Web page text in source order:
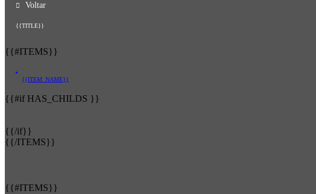
Voltar
{{TITLE}}
{{#ITEMS}}
{{ITEM_NAME}}
{{#if HAS_CHILDS }}
{{/if}}
{{/ITEMS}}
{{#ITEMS}}